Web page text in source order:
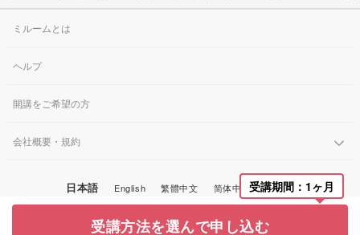
受講期間：1ヶ月
受講方法を選んで申し込む
ミルームとは
ヘルプ
開講をご希望の方
会社概要・規約
日本語 English 繁體中文 简体中文 한국어
© Miroom, Inc.